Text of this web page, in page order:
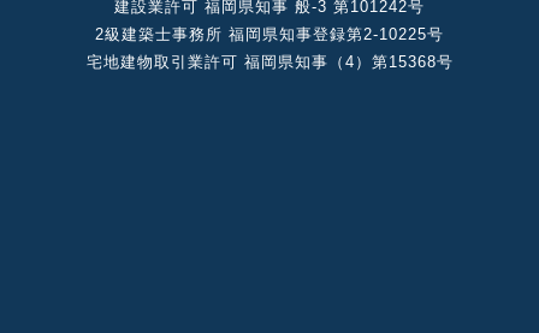
建設業許可 福岡県知事 般-3 第101242号
2級建築⼠事務所 福岡県知事登録第2-10225号
宅地建物取引業許可 福岡県知事（4）第15368号